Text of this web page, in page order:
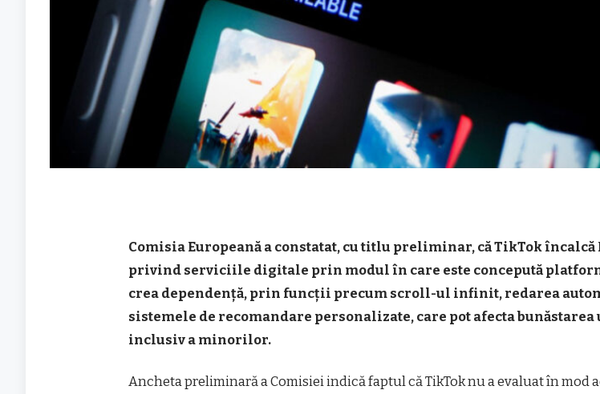
Comisia Europeană a constatat, cu titlu preliminar, că TikTok
privind serviciile digitale prin modul în care este concepută
crea dependență, prin funcții precum scroll-ul infinit, redarea
sistemele de recomandare personalizate, care pot afecta
inclusiv a minorilor.
Ancheta preliminară a Comisiei indică faptul că TikTok nu a evaluat în mod